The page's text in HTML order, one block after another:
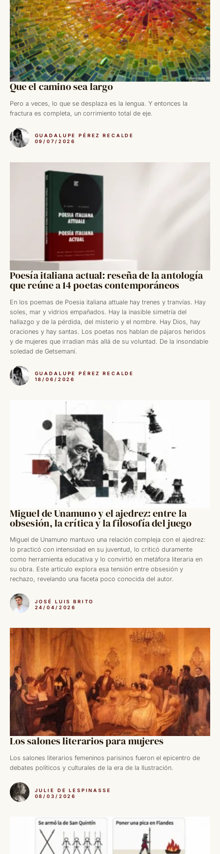
Que el camino sea largo
Pero a veces, lo que se desplaza es la lengua. Y entonces la
fractura es completa, un corrimiento total de eje.
GUADALUPE PÉREZ RECALDE
09/07/2026
Poesía italiana actual: reseña de la antología
que reúne a 14 poetas contemporáneos
En los poemas de Poesia italiana attuale hay trenes y tranvías. Hay
soles, mar y vidrios empañados. Hay la inasible simetría del
hallazgo y de la pérdida, del misterio y el nombre. Hay Dios, hay
oraciones y hay santas. Los poetas nos hablan de pájaros heridos
y de mujeres que irradian más allá de su voluntad. De la insondable
soledad de Getsemaní.
GUADALUPE PÉREZ RECALDE
18/06/2026
Miguel de Unamuno y el ajedrez: entre la
obsesión, la crítica y la filosofía del juego
Miguel de Unamuno mantuvo una relación compleja con el ajedrez:
lo practicó con intensidad en su juventud, lo criticó duramente
como herramienta educativa y lo convirtió en metáfora literaria en
su obra. Este artículo explora esa tensión entre obsesión y
rechazo, revelando una faceta poco conocida del autor.
JOSÉ LUIS BRITO
24/04/2026
Los salones literarios para mujeres
Los salones literarios femeninos parisinos fueron el epicentro de
debates políticos y culturales de la era de la Ilustración.
JULIE DE LESPINASSE
08/03/2026